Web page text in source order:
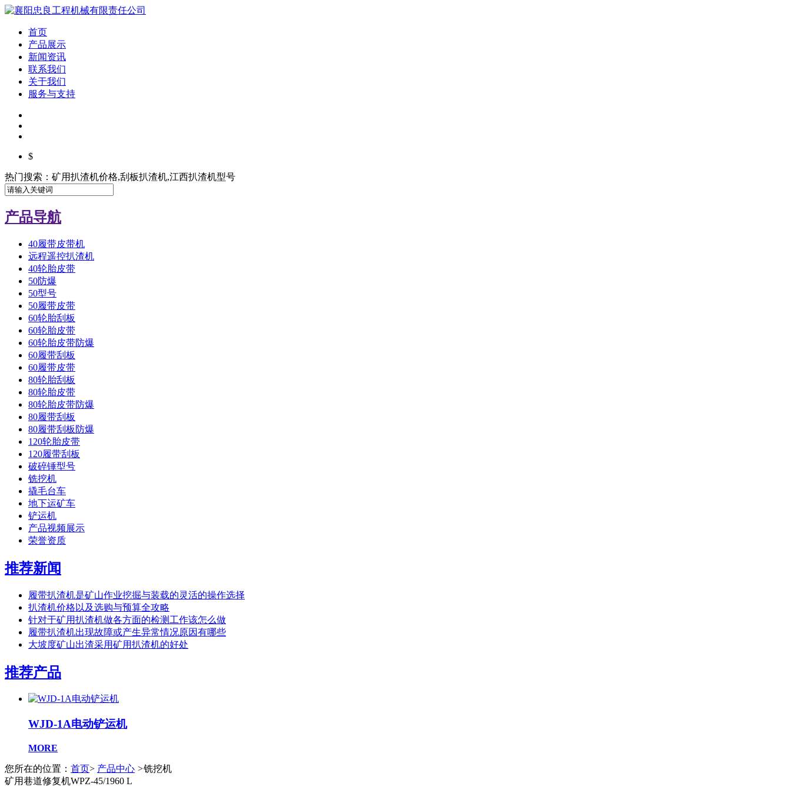
首页
产品展示
新闻资讯
联系我们
关于我们
服务与支持
$
热门搜索：矿用扒渣机价格,刮板扒渣机,江西扒渣机型号
产品导航
40履带皮带机
远程遥控扒渣机
40轮胎皮带
50防爆
50型号
50履带皮带
60轮胎刮板
60轮胎皮带
60轮胎皮带防爆
60履带刮板
60履带皮带
80轮胎刮板
80轮胎皮带
80轮胎皮带防爆
80履带刮板
80履带刮板防爆
120轮胎皮带
120履带刮板
破碎锤型号
铣挖机
撬毛台车
地下运矿车
铲运机
产品视频展示
荣誉资质
推荐新闻
履带扒渣机是矿山作业挖掘与装载的灵活的操作选择
扒渣机价格以及选购与预算全攻略
针对于矿用扒渣机做各方面的检测工作该怎么做
履带扒渣机出现故障或产生异常情况原因有哪些
大坡度矿山出渣采用矿用扒渣机的好处
推荐产品
WJD-1A电动铲运机
MORE
您所在的位置： 首页> 产品中心 >铣挖机
矿用巷道修复机WPZ-45/1960 L